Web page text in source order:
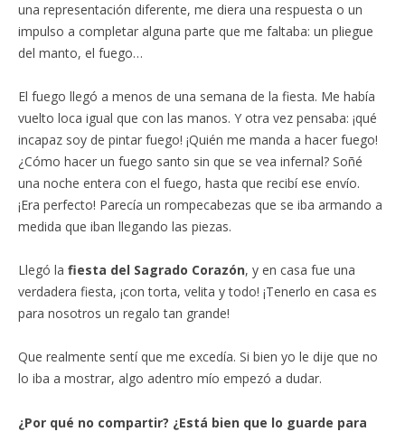
una representación diferente, me diera una respuesta o un
impulso a completar alguna parte que me faltaba: un pliegue
del manto, el fuego…
El fuego llegó a menos de una semana de la fiesta. Me había
vuelto loca igual que con las manos. Y otra vez pensaba: ¡qué
incapaz soy de pintar fuego! ¡Quién me manda a hacer fuego!
¿Cómo hacer un fuego santo sin que se vea infernal? Soñé
una noche entera con el fuego, hasta que recibí ese envío.
¡Era perfecto! Parecía un rompecabezas que se iba armando a
medida que iban llegando las piezas.
Llegó la fiesta del Sagrado Corazón, y en casa fue una
verdadera fiesta, ¡con torta, velita y todo! ¡Tenerlo en casa es
para nosotros un regalo tan grande!
Que realmente sentí que me excedía. Si bien yo le dije que no
lo iba a mostrar, algo adentro mío empezó a dudar.
¿Por qué no compartir? ¿Está bien que lo guarde para